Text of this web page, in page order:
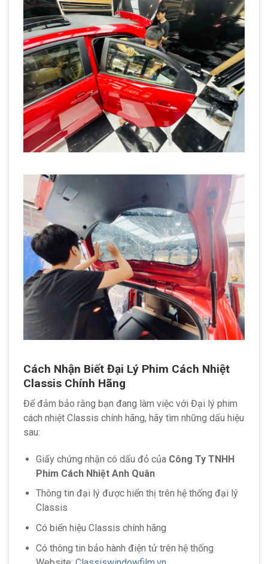
Cách Nhận Biết Đại Lý Phim Cách Nhiệt
Classis Chính Hãng
Để đảm bảo rằng bạn đang làm việc với Đại lý phim
cách nhiệt Classis chính hãng, hãy tìm những dấu hiệu
sau:
Giấy chứng nhận có dấu đỏ của Công Ty TNHH
Phim Cách Nhiệt Anh Quân
Thông tin đại lý được hiển thị trên hệ thống đại lý
Classis
Có biển hiệu Classis chính hãng
Có thông tin bảo hành điện tử trên hệ thống